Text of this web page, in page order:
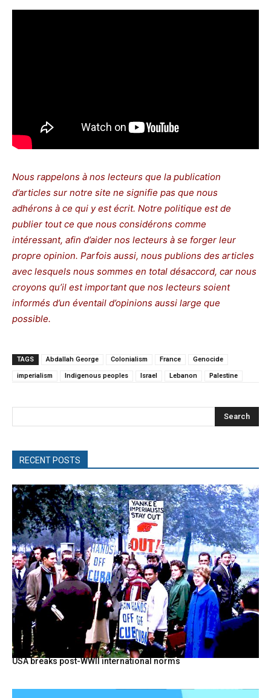
Nous rappelons à nos lecteurs que la publication
d’articles sur notre site ne signifie pas que nous
adhérons à ce qui y est écrit. Notre politique est de
publier tout ce que nous considérons comme
intéressant, afin d’aider nos lecteurs à se forger leur
propre opinion. Parfois aussi, nous publions des articles
avec lesquels nous sommes en total désaccord, car nous
croyons qu’il est important que nos lecteurs soient
informés d’un éventail d’opinions aussi large que
possible.
TAGS Abdallah George Colonialism France Genocide
imperialism Indigenous peoples Israel Lebanon Palestine
Search
RECENT POSTS
USA breaks post-WWII international norms